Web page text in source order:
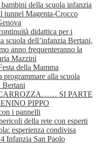
bambini della scuola infanzia
tunnel Magenta-Crocco
didattica per i
scuola dell’infanzia Bertani,
anno frequenteranno la
Mazzini
della Mamma
programmare alla scuola
Bertani
SI PARTE
PIPPO
i pannelli
della rete con esperti
esperienza condivisa
Infanzia San Paolo